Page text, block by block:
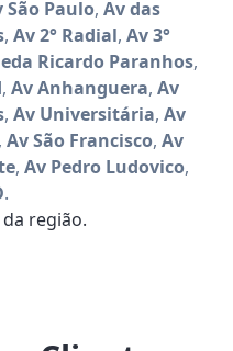
São Paulo, Av das
, Av 2° Radial, Av 3°
Ricardo Paranhos,
, Av Anhanguera, Av
, Av Universitária, Av
, Av São Francisco, Av
, Av Pedro Ludovico,
.
região.